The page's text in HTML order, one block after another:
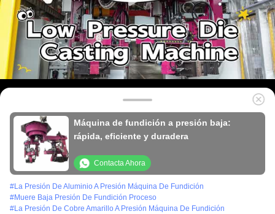
Máquina de fundición a presión baja:
rápida, eficiente y duradera
Contacta Ahora
#La Presión De Aluminio A Presión Máquina De Fundición
#Muere Baja Presión De Fundición Proceso
#La Presión De Cobre Amarillo A Presión Máquina De Fundición